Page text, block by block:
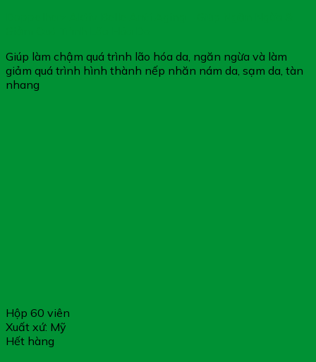
Giúp làm chậm quá trình lão hóa da, ngăn ngừa và làm
giảm quá trình hình thành nếp nhăn nám da, sạm da, tàn
nhang
Hộp 60 viên
Xuất xứ: Mỹ
Hết hàng